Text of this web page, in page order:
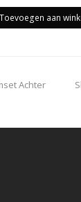
Toevoegen aan
Achter